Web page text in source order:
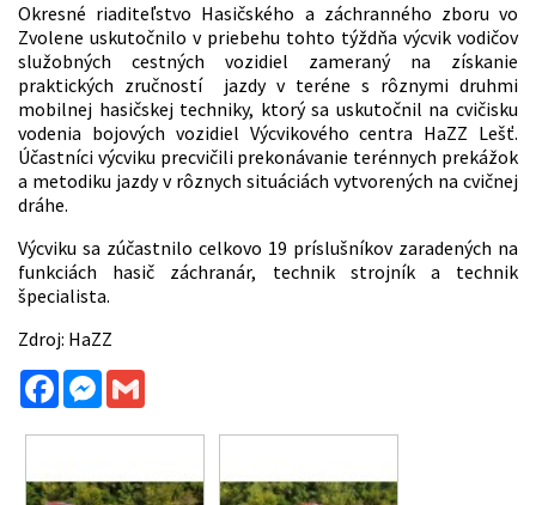
Okresné riaditeľstvo Hasičského a záchranného zboru vo
Zvolene uskutočnilo v priebehu tohto týždňa výcvik vodičov
služobných cestných vozidiel zameraný na získanie
praktických zručností jazdy v teréne s rôznymi druhmi
mobilnej hasičskej techniky, ktorý sa uskutočnil na cvičisku
vodenia bojových vozidiel Výcvikového centra HaZZ Lešť.
Účastníci výcviku precvičili prekonávanie terénnych prekážok
a metodiku jazdy v rôznych situáciách vytvorených na cvičnej
dráhe.
Výcviku sa zúčastnilo celkovo 19 príslušníkov zaradených na
funkciách hasič záchranár, technik strojník a technik
špecialista.
Zdroj: HaZZ
FacebookMessenger